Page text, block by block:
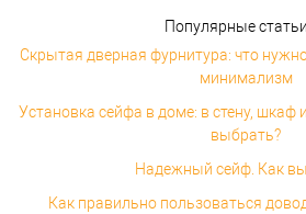
Популярные
Скрытая дверная фурнитура: что
минимализм
Установка сейфа в доме: в стену, шкаф
выбрать?
Надежный сейф. Как
Как правильно пользоваться